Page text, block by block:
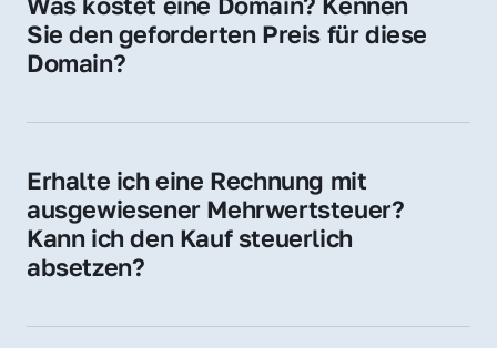
Adressen oder als digitale Investition.
Sie den geforderten Preis für diese
Domain?
Domain liegt ein konkreter Kaufpreis vor –
unverbindliches Angebot.
Erhalte ich eine Rechnung mit
ausgewiesener Mehrwertsteuer?
Kann ich den Kauf steuerlich
absetzen?
Für Unternehmen ist der Kauf in der Regel